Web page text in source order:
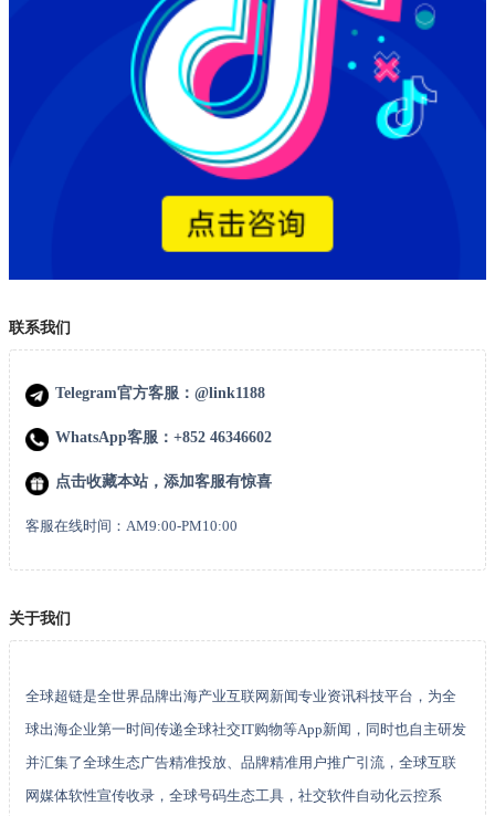
联系我们
Telegram官方客服：@link1188
WhatsApp客服：+852 46346602
点击收藏本站，添加客服有惊喜
客服在线时间：AM9:00-PM10:00
关于我们
全球超链是全世界品牌出海产业互联网新闻专业资讯科技平台，为全
球出海企业第一时间传递全球社交IT购物等App新闻，同时也自主研发
并汇集了全球生态广告精准投放、品牌精准用户推广引流，全球互联
网媒体软性宣传收录，全球号码生态工具，社交软件自动化云控系